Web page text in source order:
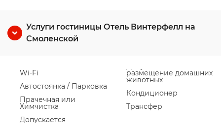
Услуги гостиницы Отель Винтерфелл на
Смоленской
Wi-Fi
Автостоянка / Парковка
Прачечная или
Химчистка
Допускается
размещение домашних
животных
Кондиционер
Трансфер